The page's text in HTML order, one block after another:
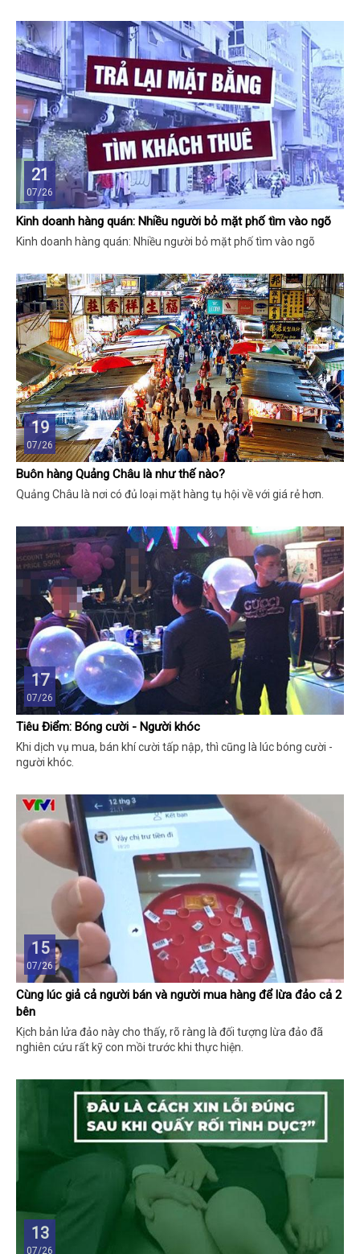
21
07/26
Kinh doanh hàng quán: Nhiều người bỏ mặt phố tìm vào ngõ
Kinh doanh hàng quán: Nhiều người bỏ mặt phố tìm vào ngõ
19
07/26
Buôn hàng Quảng Châu là như thế nào?
Quảng Châu là nơi có đủ loại mặt hàng tụ hội về với giá rẻ hơn.
17
07/26
Tiêu Điểm: Bóng cười - Người khóc
Khi dịch vụ mua, bán khí cười tấp nập, thì cũng là lúc bóng cười -
người khóc.
15
07/26
Cùng lúc giả cả người bán và người mua hàng để lừa đảo cả 2
bên
Kịch bản lửa đảo này cho thấy, rõ ràng là đối tượng lừa đảo đã
nghiên cứu rất kỹ con mồi trước khi thực hiện.
13
07/26